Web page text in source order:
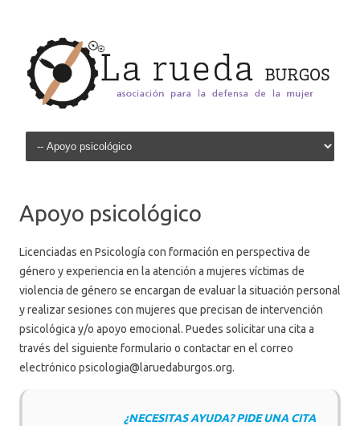
Skip to content
Apoyo psicológico
Licenciadas en Psicología con formación en perspectiva de
género y experiencia en la atención a mujeres víctimas de
violencia de género se encargan de evaluar la situación personal
y realizar sesiones con mujeres que precisan de intervención
psicológica y/o apoyo emocional. Puedes solicitar una cita a
través del siguiente formulario o contactar en el correo
electrónico psicologia@laruedaburgos.org.
¿NECESITAS AYUDA? PIDE UNA CITA